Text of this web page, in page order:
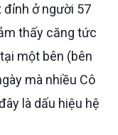
thấy căng tức
một bên (bên
mà nhiều Cô
là dấu hiệu hệ